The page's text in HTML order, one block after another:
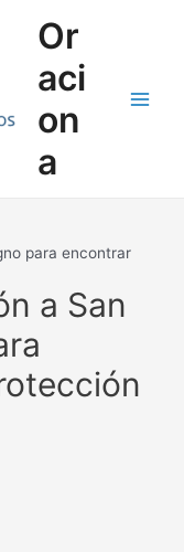
Or
aci
on
a
para encontrar
a San